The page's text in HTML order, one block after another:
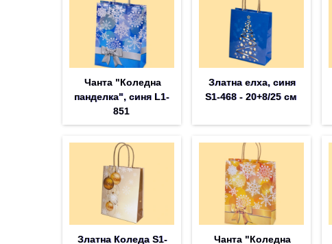
Чанта "Коледна
панделка", синя L1-
851
Златна елха, синя
S1-468 - 20+8/25 см
Златна Коледа S1- Чанта "Коледна